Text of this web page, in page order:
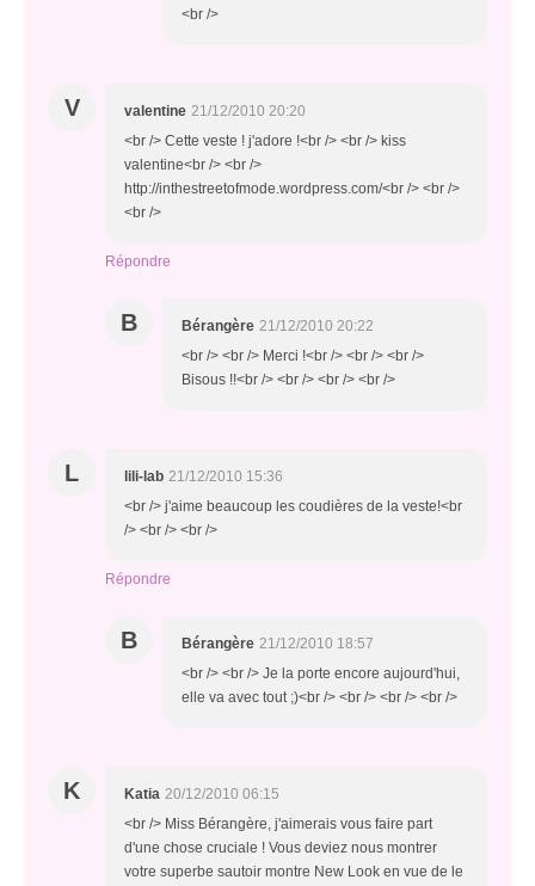
<br />
V valentine 21/12/2010 20:20
<br /> Cette veste ! j'adore !<br /> <br /> kiss
valentine<br /> <br />
http://inthestreetofmode.wordpress.com/<br /> <br />
<br />
Répondre
B Bérangère 21/12/2010 20:22
<br /> <br /> Merci !<br /> <br /> <br />
Bisous !!<br /> <br /> <br /> <br />
L lili-lab 21/12/2010 15:36
<br /> j'aime beaucoup les coudières de la veste!<br
/> <br /> <br />
Répondre
B Bérangère 21/12/2010 18:57
<br /> <br /> Je la porte encore aujourd'hui,
elle va avec tout ;)<br /> <br /> <br /> <br />
K Katia 20/12/2010 06:15
<br /> Miss Bérangère, j'aimerais vous faire part
d'une chose cruciale ! Vous deviez nous montrer
votre superbe sautoir montre New Look en vue de le